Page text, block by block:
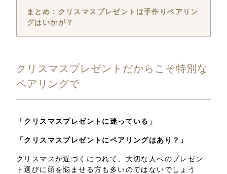
まとめ：クリスマスプレゼントは手作りペアリン
グはいかが？
クリスマスプレゼントだからこそ特別な
ペアリングで
「クリスマスプレゼントに迷っている」
「クリスマスプレゼントにペアリングはあり？」
クリスマスが近づくにつれて、大切な人へのプレゼン
ト選びに頭を悩ませる方も多いのではないでしょう